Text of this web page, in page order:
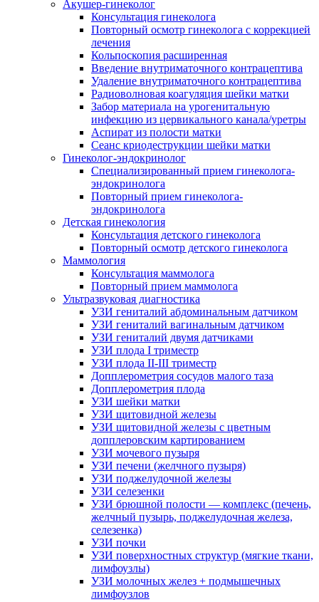
Акушер-гинеколог
Консультация гинеколога
Повторный осмотр гинеколога с коррекцией
лечения
Кольпоскопия расширенная
Введение внутриматочного контрацептива
Удаление внутриматочного контрацептива
Радиоволновая коагуляция шейки матки
Забор материала на урогенитальную
инфекцию из цервикального канала/уретры
Аспират из полости матки
Сеанс криодеструкции шейки матки
Гинеколог-эндокринолог
Специализированный прием гинеколога-
эндокринолога
Повторный прием гинеколога-
эндокринолога
Детская гинекология
Консультация детского гинеколога
Повторный осмотр детского гинеколога
Маммология
Консультация маммолога
Повторный прием маммолога
Ультразвуковая диагностика
УЗИ гениталий абдоминальным датчиком
УЗИ гениталий вагинальным датчиком
УЗИ гениталий двумя датчиками
УЗИ плода I триместр
УЗИ плода II-III триместр
Допплерометрия сосудов малого таза
Допплерометрия плода
УЗИ шейки матки
УЗИ щитовидной железы
УЗИ щитовидной железы с цветным
допплеровским картированием
УЗИ мочевого пузыря
УЗИ печени (желчного пузыря)
УЗИ поджелудочной железы
УЗИ селезенки
УЗИ брюшной полости — комплекс (печень,
желчный пузырь, поджелудочная железа,
селезенка)
УЗИ почки
УЗИ поверхностных структур (мягкие ткани,
лимфоузлы)
УЗИ молочных желез + подмышечных
лимфоузлов